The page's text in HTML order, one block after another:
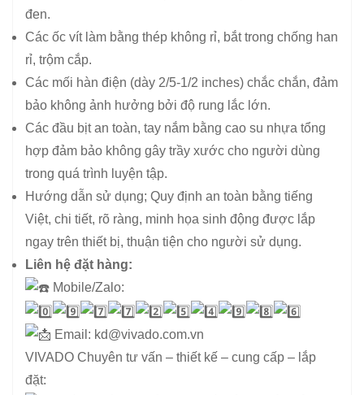
đen.
Các ốc vít làm bằng thép không rỉ, bắt trong chống han
rỉ, trộm cắp.
Các mối hàn điện (dày 2/5-1/2 inches) chắc chắn, đảm
bảo không ảnh hưởng bởi độ rung lắc lớn.
Các đầu bịt an toàn, tay nắm bằng cao su nhựa tổng
hợp đảm bảo không gây trầy xước cho người dùng
trong quá trình luyện tập.
Hướng dẫn sử dụng; Quy định an toàn bằng tiếng
Việt, chi tiết, rõ ràng, minh họa sinh động được lắp
ngay trên thiết bị, thuận tiện cho người sử dụng.
Liên hệ đặt hàng:
Mobile/Zalo:
Email: kd@vivado.com.vn
VIVADO Chuyên tư vấn – thiết kế – cung cấp – lắp
đặt: